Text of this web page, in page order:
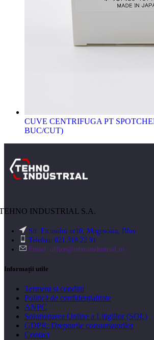
CUVE CENTRIFUGA PT
BUC/CUT)
INDUSTRIAL S.A.
Str. Ficusului nr10, Mogosoaia, Ilfov
Telefon: 021 318 22 91
Email: office@tehnoindustrial.ro
Informații utile
Termeni și condiții
Politică de confidențialitate
ANPC
Solutionarea Online a Litigiilor (SOL)
GDPR: Drepturile consumatorilor
Contact